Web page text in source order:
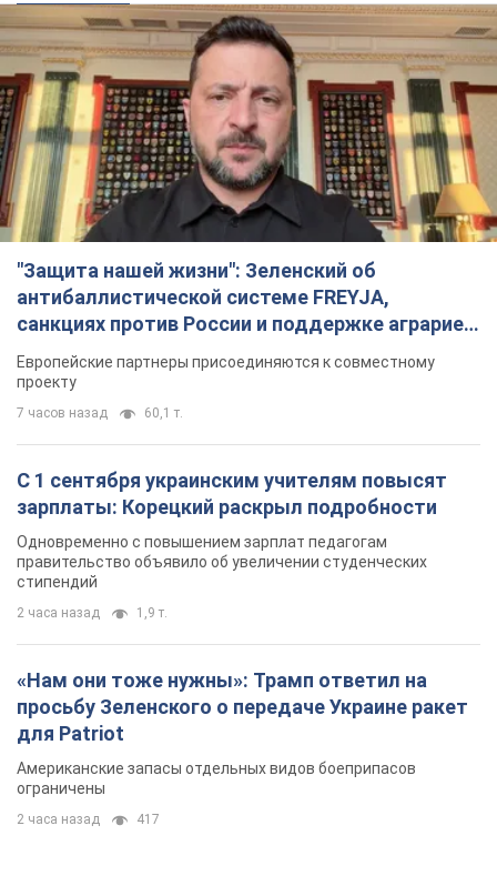
"Защита нашей жизни": Зеленский об
антибаллистической системе FREYJA,
санкциях против России и поддержке аграриев.
Видео
Европейские партнеры присоединяются к совместному
проекту
7 часов назад 60,1 т.
С 1 сентября украинским учителям повысят
зарплаты: Корецкий раскрыл подробности
Одновременно с повышением зарплат педагогам
правительство объявило об увеличении студенческих
стипендий
2 часа назад 1,9 т.
«Нам они тоже нужны»: Трамп ответил на
просьбу Зеленского о передаче Украине ракет
для Patriot
Американские запасы отдельных видов боеприпасов
ограничены
2 часа назад 417